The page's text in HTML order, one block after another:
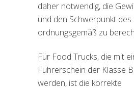
daher notwendig, die
und den Schwerpunkt des
ordnungsgemäß zu
Für Food Trucks, die mit
Führerschein der Klasse
werden, ist die korrekte